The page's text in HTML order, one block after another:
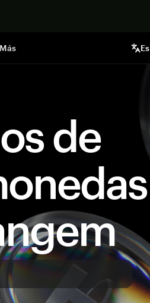
Más Es
de